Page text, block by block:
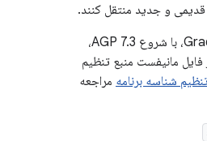
و جدید منتقل کنند.
در سیستم ساخت مبتنی بر Gradle، با شروع AGP 7.3،
فایل مانیفست منبع تنظیم
شناسه برنامه مراجعه